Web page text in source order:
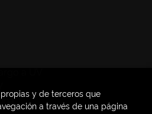
y de terceros que
a través de una página